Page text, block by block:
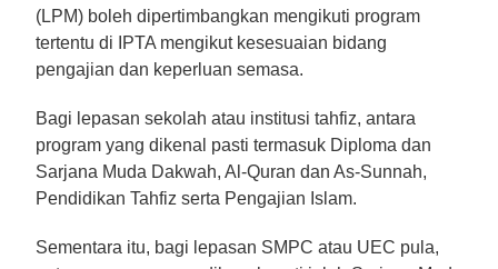
(LPM) boleh dipertimbangkan mengikuti program
tertentu di IPTA mengikut kesesuaian bidang
pengajian dan keperluan semasa.
Bagi lepasan sekolah atau institusi tahfiz, antara
program yang dikenal pasti termasuk Diploma dan
Sarjana Muda Dakwah, Al-Quran dan As-Sunnah,
Pendidikan Tahfiz serta Pengajian Islam.
Sementara itu, bagi lepasan SMPC atau UEC pula,